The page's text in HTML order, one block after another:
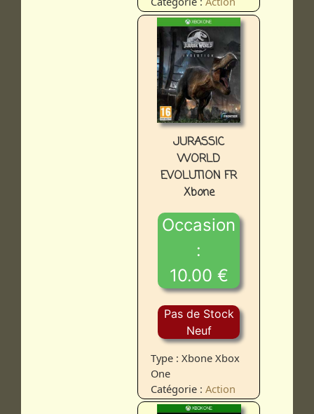
JURASSIC
WORLD
EVOLUTION FR
Xbone
Occasion
:
10.00 €
Pas de Stock
Neuf
Type : Xbone Xbox
One
Catégorie :Action